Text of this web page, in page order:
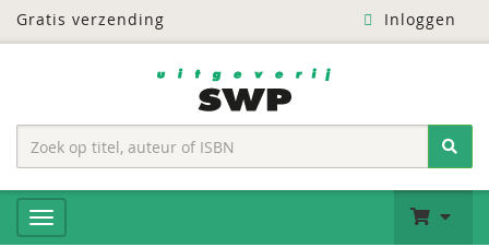
Gratis verzending Inloggen